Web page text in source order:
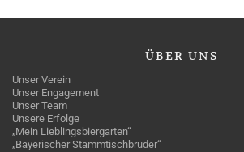
ÜBER UNS
Unser Verein
Unser Engagement
Unser Team
Unsere Erfolge
„Mein Lieblingsbiergarten“
„Bayerischer Stammtischbruder“